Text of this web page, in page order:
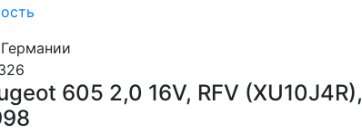
605 2,0 16V, RFV (XU10J4R),